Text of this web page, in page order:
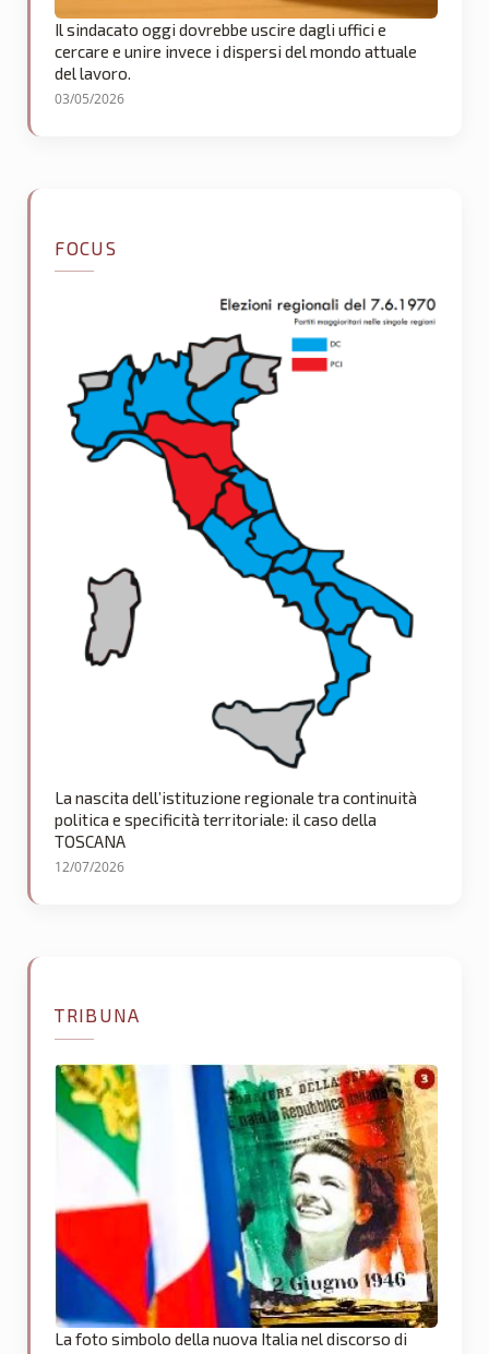
Il sindacato oggi dovrebbe uscire dagli uffici e
cercare e unire invece i dispersi del mondo attuale
del lavoro.
03/05/2026
FOCUS
La nascita dell’istituzione regionale tra continuità
politica e specificità territoriale: il caso della
TOSCANA
12/07/2026
TRIBUNA
La foto simbolo della nuova Italia nel discorso di